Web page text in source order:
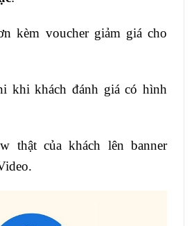
kèm voucher giảm giá cho
khi khách đánh giá có hình
thật của khách lên banner